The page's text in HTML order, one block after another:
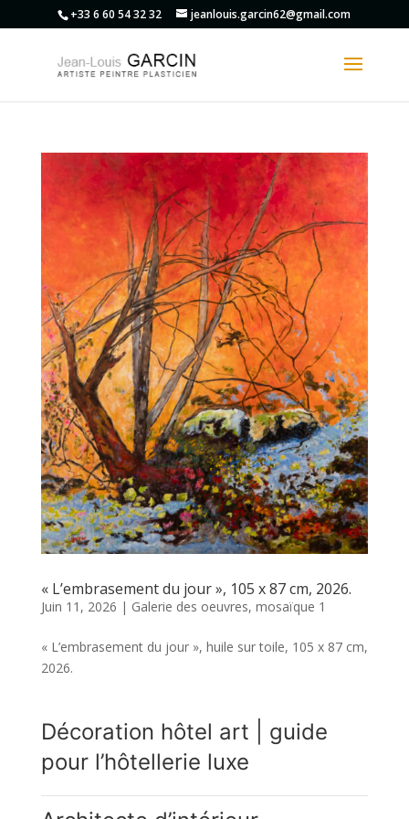
+33 6 60 54 32 32 jeanlouis.garcin62@gmail.com
« L’embrasement du jour », 105 x 87 cm, 2026.
Juin 11, 2026 | Galerie des oeuvres, mosaïque 1
« L’embrasement du jour », huile sur toile, 105 x 87 cm,
2026.
Décoration hôtel art | guide
pour l’hôtellerie luxe